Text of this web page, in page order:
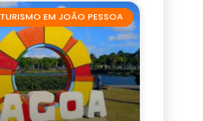
TURISMO EM JOÃO PESSOA